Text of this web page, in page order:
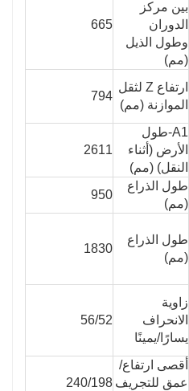
بين مركز
الدوران
وطول الذيل
(مم)
665
ارتفاع Z لثقل
الموازنة (مم)
794
A1-طول
الأرض (أثناء
النقل) (مم)
2611
طول الذراع
(مم)
950
طول الذراع
(مم)
1830
زاوية
الانحراف
يسارًا/يمينًا
56/52
أقصى ارتفاع/
عمق للتجريف 240/198